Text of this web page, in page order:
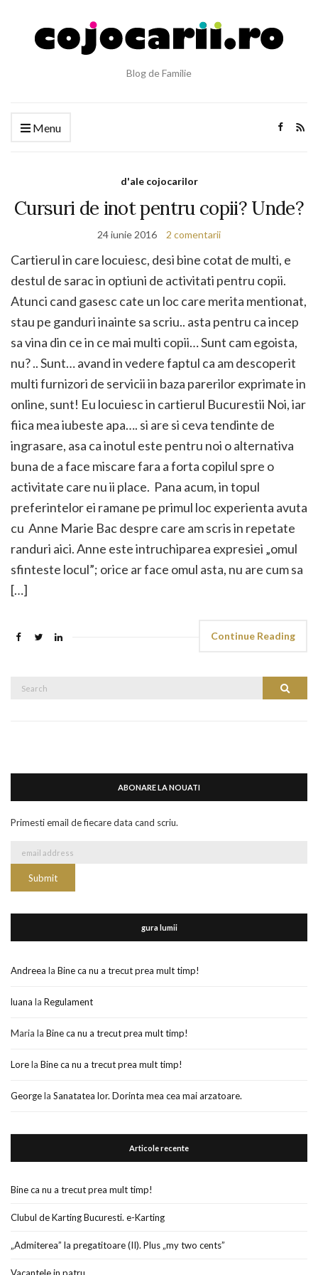
Blog de Familie
Menu
d'ale cojocarilor
Cursuri de inot pentru copii? Unde?
24 iunie 2016 2 comentarii
Cartierul in care locuiesc, desi bine cotat de multi, e
destul de sarac in optiuni de activitati pentru copii.
Atunci cand gasesc cate un loc care merita mentionat,
stau pe ganduri inainte sa scriu.. asta pentru ca incep
sa vina din ce in ce mai multi copii… Sunt cam egoista,
nu? .. Sunt… avand in vedere faptul ca am descoperit
multi furnizori de servicii in baza parerilor exprimate in
online, sunt! Eu locuiesc in cartierul Bucurestii Noi, iar
fiica mea iubeste apa…. si are si ceva tendinte de
ingrasare, asa ca inotul este pentru noi o alternativa
buna de a face miscare fara a forta copilul spre o
activitate care nu ii place. Pana acum, in topul
preferintelor ei ramane pe primul loc experienta avuta
cu Anne Marie Bac despre care am scris in repetate
randuri aici. Anne este intruchiparea expresiei „omul
sfinteste locul”; orice ar face omul asta, nu are cum sa
[…]
Continue Reading
Search
ABONARE LA NOUATI
Primesti email de fiecare data cand scriu.
gura lumii
Andreea la Bine ca nu a trecut prea mult timp!
luana la Regulament
Maria la Bine ca nu a trecut prea mult timp!
Lorela Bine ca nu a trecut prea mult timp!
Georgela Sanatatea lor. Dorinta mea cea mai arzatoare.
Articole recente
Bine ca nu a trecut prea mult timp!
Clubul de Karting Bucuresti. e-Karting
„Admiterea” la pregatitoare (II). Plus „my two cents”